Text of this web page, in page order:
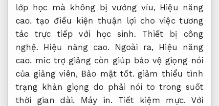
lớp học mà không bị vướng víu, Hiệu năng
cao. tạo điều kiện thuận lợi cho việc tương
tác trực tiếp với học sinh. Thiết bị công
nghệ.
Hiệu năng cao. Ngoài ra, Hiệu năng
cao. mic trợ giảng còn giúp bảo vệ giọng nói
của giảng viên, Bảo mật tốt. giảm thiểu tình
trạng khản giọng do phải nói to trong suốt
thời gian dài. Máy in. Tiết kiệm mực. Với